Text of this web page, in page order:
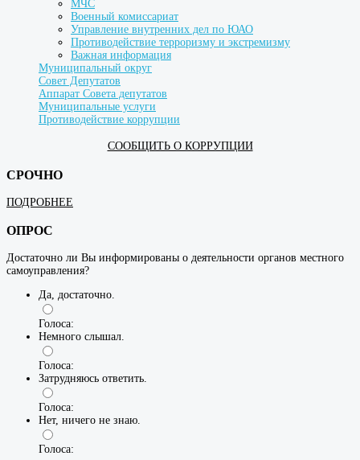
МЧС
Военный комиссариат
Управление внутренних дел по ЮАО
Противодействие терроризму и экстремизму
Важная информация
Муниципальный округ
Совет Депутатов
Аппарат Совета депутатов
Муниципальные услуги
Противодействие коррупции
СООБЩИТЬ О КОРРУПЦИИ
СРОЧНО
ПОДРОБНЕЕ
ОПРОС
Достаточно ли Вы информированы о деятельности органов местного
самоуправления?
Да, достаточно.
Голоса:
Немного слышал.
Голоса:
Затрудняюсь ответить.
Голоса:
Нет, ничего не знаю.
Голоса: